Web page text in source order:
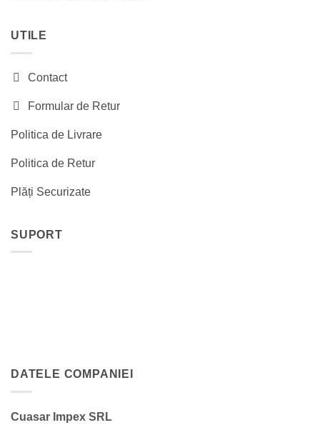
UTILE
Contact
Formular de Retur
Politica de Livrare
Politica de Retur
Plăți Securizate
SUPORT
DATELE COMPANIEI
Cuasar Impex SRL